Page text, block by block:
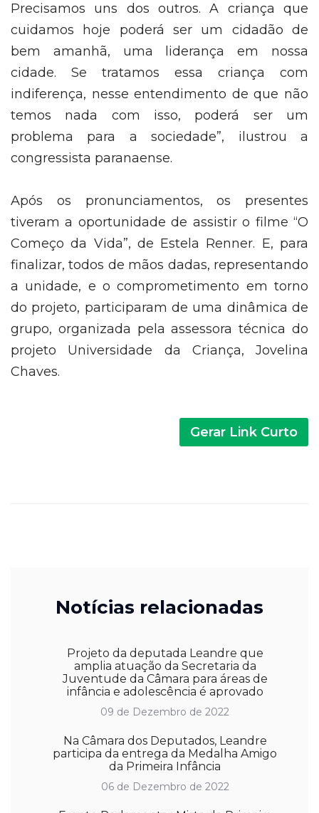
Precisamos uns dos outros. A criança que
cuidamos hoje poderá ser um cidadão de
bem amanhã, uma liderança em nossa
cidade. Se tratamos essa criança com
indiferença, nesse entendimento de que não
temos nada com isso, poderá ser um
problema para a sociedade”, ilustrou a
congressista paranaense.
Após os pronunciamentos, os presentes
tiveram a oportunidade de assistir o filme “O
Começo da Vida”, de Estela Renner. E, para
finalizar, todos de mãos dadas, representando
a unidade, e o comprometimento em torno
do projeto, participaram de uma dinâmica de
grupo, organizada pela assessora técnica do
projeto Universidade da Criança, Jovelina
Chaves.
Notícias relacionadas
Projeto da deputada Leandre que
amplia atuação da Secretaria da
Juventude da Câmara para áreas de
infância e adolescência é aprovado
09 de Dezembro de 2022
Na Câmara dos Deputados, Leandre
participa da entrega da Medalha Amigo
da Primeira Infância
06 de Dezembro de 2022